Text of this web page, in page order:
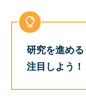
研究を進め
注目しよう！